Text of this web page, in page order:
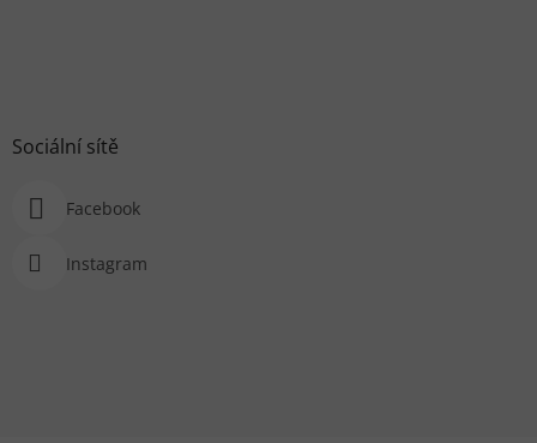
Sociální sítě
Facebook
Instagram